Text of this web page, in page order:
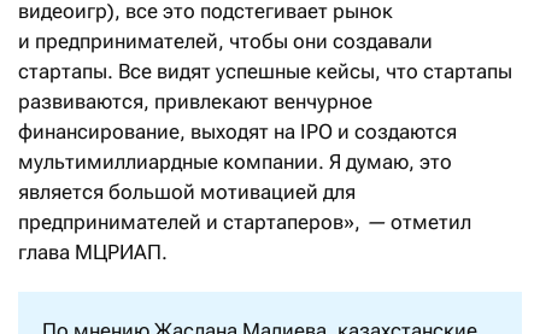
видеоигр), все это подстегивает рынок
и предпринимателей, чтобы они создавали
стартапы. Все видят успешные кейсы, что стартапы
развиваются, привлекают венчурное
финансирование, выходят на IPO и создаются
мультимиллиардные компании. Я думаю, это
является большой мотивацией для
предпринимателей и стартаперов», — отметил
глава МЦРИАП.